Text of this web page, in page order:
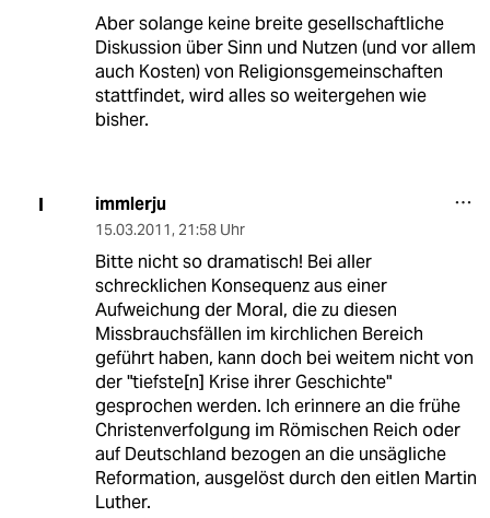
Aber solange keine breite gesellschaftliche
Diskussion über Sinn und Nutzen (und vor allem
auch Kosten) von Religionsgemeinschaften
stattfindet, wird alles so weitergehen wie
bisher.
I immlerju
15.03.2011, 21:58 Uhr
Bitte nicht so dramatisch! Bei aller
schrecklichen Konsequenz aus einer
Aufweichung der Moral, die zu diesen
Missbrauchsfällen im kirchlichen Bereich
geführt haben, kann doch bei weitem nicht von
der "tiefste[n] Krise ihrer Geschichte"
gesprochen werden. Ich erinnere an die frühe
Christenverfolgung im Römischen Reich oder
auf Deutschland bezogen an die unsägliche
Reformation, ausgelöst durch den eitlen Martin
Luther.